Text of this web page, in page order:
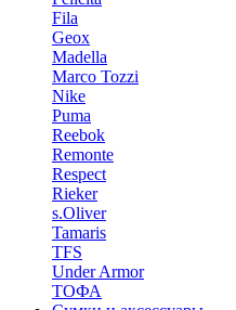
Fila
Geox
Madella
Marco Tozzi
Nike
Puma
Reebok
Remonte
Respect
Rieker
s.Oliver
Tamaris
TFS
Under Armor
ТОФА